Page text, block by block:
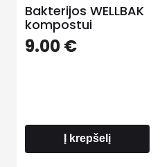
Bakterijos WELLBAK
kompostui
9.00€
Į krepšelį